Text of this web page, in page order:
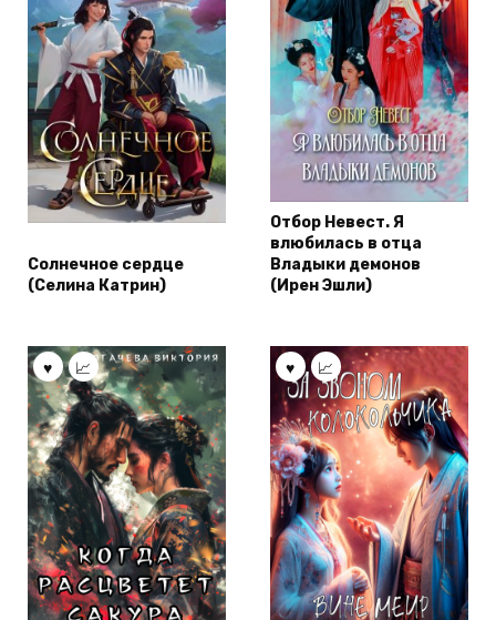
Солнечное сердце
(Селина Катрин)
Отбор Невест. Я
влюбилась в отца
Владыки демонов
(Ирен Эшли)